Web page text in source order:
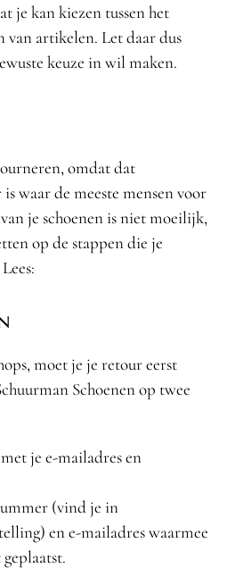
je kan kiezen tussen het
artikelen. Let daar dus
keuze in wil maken.
omdat dat
waar de meeste mensen voor
je schoenen is niet moeilijk,
op de stappen die je
moet je je retour eerst
Schoenen op twee
je e-mailadres en
(vind je in
en e-mailadres waarmee